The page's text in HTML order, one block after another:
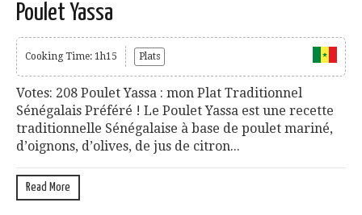
Poulet Yassa
Cooking Time: 1h15 Plats
Votes: 208 Poulet Yassa : mon Plat Traditionnel
Sénégalais Préféré ! Le Poulet Yassa est une recette
traditionnelle Sénégalaise à base de poulet mariné,
d’oignons, d’olives, de jus de citron...
Read More